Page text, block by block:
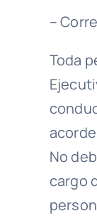
–
Toda
No
cargo